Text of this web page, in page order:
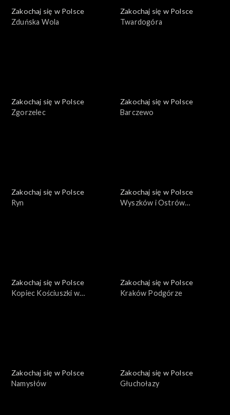
Zakochaj się w Polsce
Zduńska Wola
Zakochaj się w Polsce
Twardogóra
Zakochaj się w Polsce
Zgorzelec
Zakochaj się w Polsce
Barczewo
Zakochaj się w Polsce
Ryn
Zakochaj się w Polsce
Wyszków i Ostrów
Zakochaj się w Polsce
Kopiec Kościuszki w
Zakochaj się w Polsce
Kraków Podgórze
Zakochaj się w Polsce
Namysłów
Zakochaj się w Polsce
Głuchołazy